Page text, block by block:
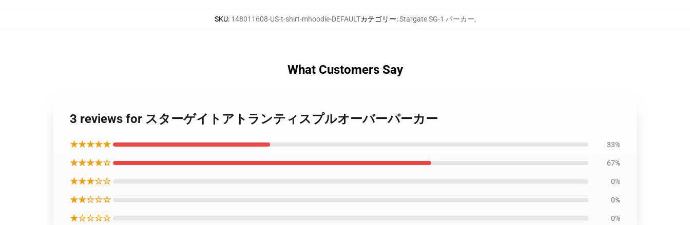
SKU: 148011608-US-t-shirt-mhoodie-DEFAULTカテゴリー:Stargate SG-1 パーカー,
What Customers Say
3 reviews for スターゲイトアトランティスプルオーバーパーカー
★★★★★ 33%
★★★★☆ 67%
★★★☆☆ 0%
★★☆☆☆ 0%
★☆☆☆☆ 0%